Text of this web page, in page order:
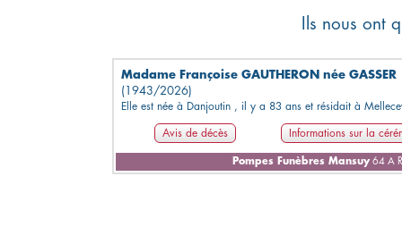
Ils nous ont
Madame Françoise GAUTHERON née GASSER
(1943/2026)
Elle est née à Danjoutin , il y a 83 ans et résidait à
Avis de décès Informations sur la
Pompes Funèbres Mansuy 64 A